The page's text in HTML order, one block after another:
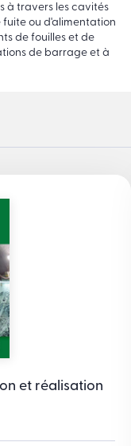
à travers les cavités
fuite ou d'alimentation
de fouilles et de
de barrage et à
et réalisation